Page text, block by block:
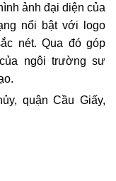
ảnh đại diện của
nổi bật với logo
nét. Qua đó góp
ngôi trường sư
quận Cầu Giấy,